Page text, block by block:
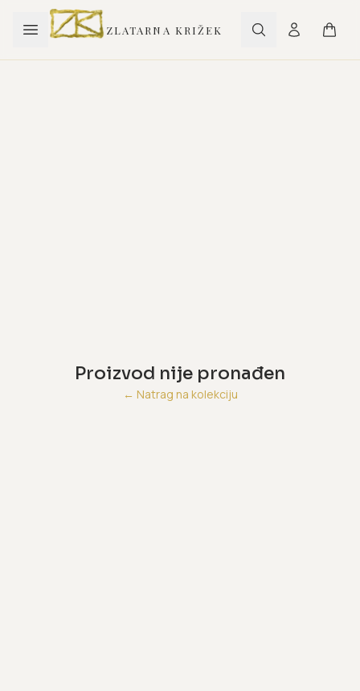
ZLATARNA KRIŽEK
Proizvod nije pronađen
← Natrag na kolekciju